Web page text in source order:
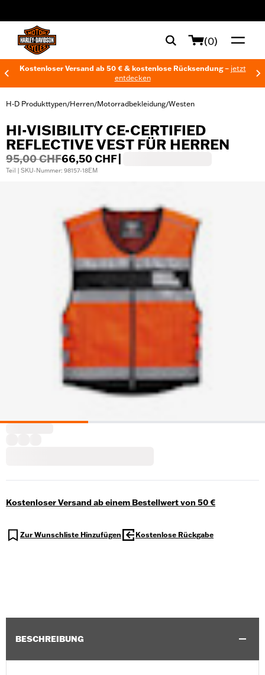
(0)
Kostenloser Versand ab 50 € & kostenlose Rücksendung – jetzt
entdecken
H-D Produkttypen/Herren/Motorradbekleidung/Westen
HI-VISIBILITY CE-CERTIFIED
REFLECTIVE VEST FÜR HERREN
95,00 CHF66,50 CHF
Teil | SKU-Nummer: 98157-18EM
Kostenloser Versand ab einem Bestellwert von 50 €
Zur Wunschliste Hinzufügen Kostenlose Rückgabe
BESCHREIBUNG